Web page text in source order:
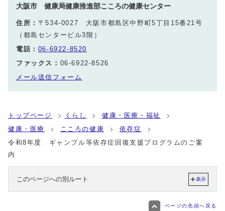
大阪市 健康局健康推進部こころの健康センター
住所： 〒534-0027 大阪市都島区中野町5丁目15番21号
（都島センタービル3階）
電話： 06-6922-8520
ファックス： 06-6922-8526
メール送信フォーム
トップページ くらし
健康・医療・福祉
健康・医療
こころの健康
依存症
令和8年度 ギャンブル等依存症回復支援プログラムのご案
内
このページへの別ルート 表示
ページの先頭へ戻る